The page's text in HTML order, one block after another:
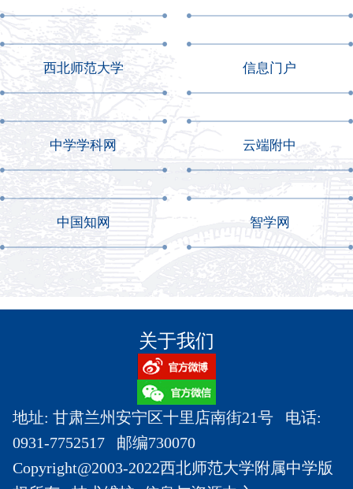
西北师范大学 信息门户
中学学科网 云端附中
中国知网 智学网
关于我们
地址: 甘肃兰州安宁区十里店南街21号 电话:
0931-7752517 邮编730070
Copyright@2003-2022西北师范大学附属中学版